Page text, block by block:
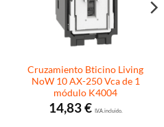
Cruzamiento Bticino Living
NoW 10 AX-250 Vca de 1
módulo K4004
14,83€ I.V.A. incluido.